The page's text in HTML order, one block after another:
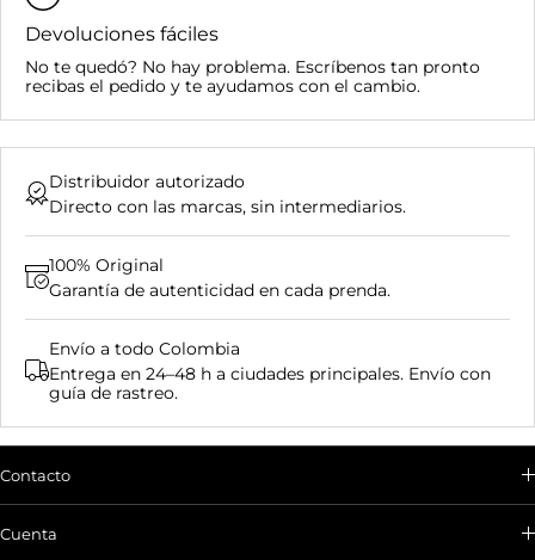
Devoluciones fáciles
No te quedó? No hay problema. Escríbenos tan pronto
recibas el pedido y te ayudamos con el cambio.
Distribuidor autorizado
Directo con las marcas, sin intermediarios.
100% Original
Garantía de autenticidad en cada prenda.
Envío a todo Colombia
Entrega en 24–48 h a ciudades principales. Envío con
guía de rastreo.
Contacto
chatea con nosotros:
Cuenta